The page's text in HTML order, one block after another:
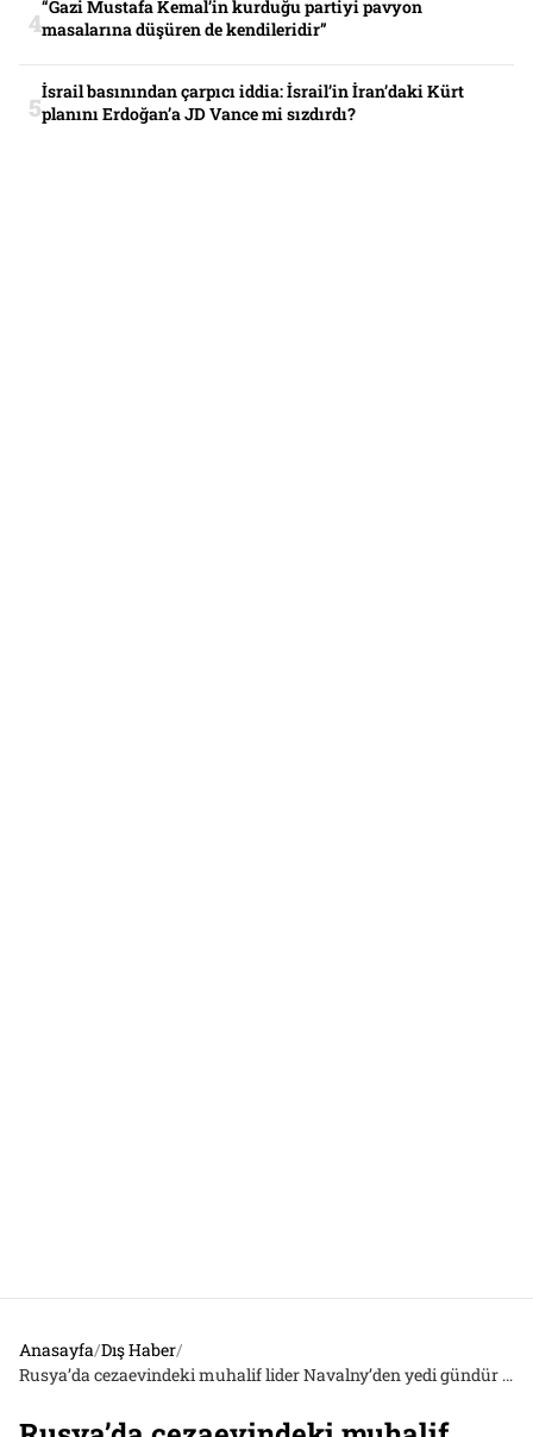
“Gazi Mustafa Kemal’in kurduğu partiyi pavyon
masalarına düşüren de kendileridir”
İsrail basınından çarpıcı iddia: İsrail’in İran’daki Kürt
planını Erdoğan’a JD Vance mi sızdırdı?
Anasayfa/Dış Haber/
Rusya’da cezaevindeki muhalif lider Navalny’den yedi gündür haber alınamıyor